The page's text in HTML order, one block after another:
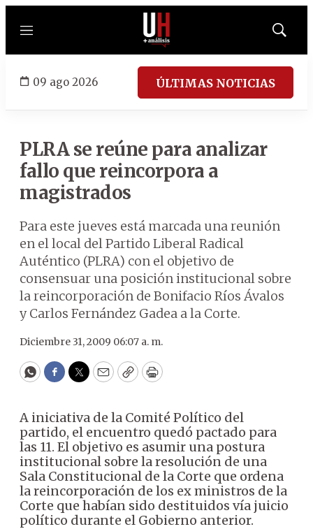
Menú
Mostrar
09 ago 2026 ÚLTIMAS NOTICIAS
PLRA se reúne para analizar
fallo que reincorpora a
magistrados
Para este jueves está marcada una reunión
en el local del Partido Liberal Radical
Auténtico (PLRA) con el objetivo de
consensuar una posición institucional sobre
la reincorporación de Bonifacio Ríos Ávalos
y Carlos Fernández Gadea a la Corte.
Diciembre 31, 2009 06:07 a. m.
WhatsApp
Facebook
Twitter
EmailCopyPrint
A iniciativa de la Comité Político del
partido, el encuentro quedó pactado para
las 11. El objetivo es asumir una postura
institucional sobre la resolución de una
Sala Constitucional de la Corte que ordena
la reincorporación de los ex ministros de la
Corte que habían sido destituidos vía juicio
político durante el Gobierno anterior.